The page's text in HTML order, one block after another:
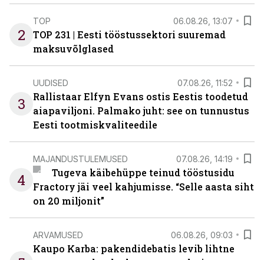
2
TOP 06.08.26, 13:07
TOP 231 | Eesti tööstussektori suuremad
maksuvõlglased
3
UUDISED 07.08.26, 11:52
Rallistaar Elfyn Evans ostis Eestis toodetud
aiapaviljoni. Palmako juht: see on tunnustus
Eesti tootmiskvaliteedile
4
MAJANDUSTULEMUSED 07.08.26, 14:19
Tugeva käibehüppe teinud tööstusidu
Fractory jäi veel kahjumisse. “Selle aasta siht
on 20 miljonit”
ARVAMUSED 06.08.26, 09:03
Kaupo Karba: pakendidebatis levib lihtne